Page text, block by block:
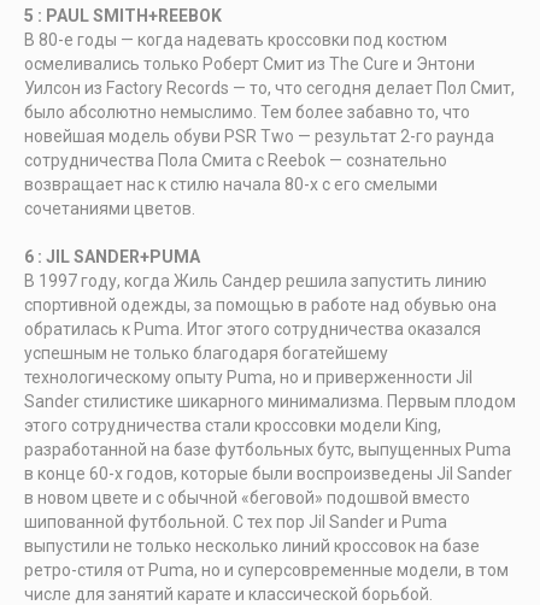
5 : PAUL SMITH+REEBOK
В 80-е годы — когда надевать кроссовки под костюм
осмеливались только Роберт Смит из The Cure и Энтони
Уилсон из Factory Records — то, что сегодня делает Пол Смит,
было абсолютно немыслимо. Тем более забавно то, что
новейшая модель обуви PSR Two — результат 2-го раунда
сотрудничества Пола Смита с Reebok — сознательно
возвращает нас к стилю начала 80-х с его смелыми
сочетаниями цветов.
6 : JIL SANDER+PUMA
В 1997 году, когда Жиль Сандер решила запустить линию
спортивной одежды, за помощью в работе над обувью она
обратилась к Puma. Итог этого сотрудничества оказался
успешным не только благодаря богатейшему
технологическому опыту Puma, но и приверженности Jil
Sander стилистике шикарного минимализма. Первым плодом
этого сотрудничества стали кроссовки модели King,
разработанной на базе футбольных бутс, выпущенных Puma
в конце 60-х годов, которые были воспроизведены Jil Sander
в новом цвете и с обычной «беговой» подошвой вместо
шипованной футбольной. С тех пор Jil Sander и Puma
выпустили не только несколько линий кроссовок на базе
ретро-стиля от Puma, но и суперсовременные модели, в том
числе для занятий карате и классической борьбой.